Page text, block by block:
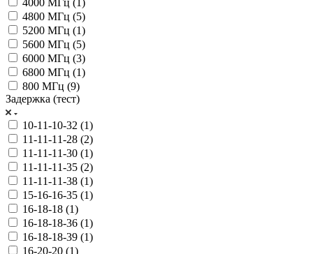
4800 МГц (5)
5200 МГц (1)
5600 МГц (5)
6000 МГц (3)
6800 МГц (1)
800 МГц (9)
Задержка (тест)
10-11-10-32 (1)
11-11-11-28 (2)
11-11-11-30 (1)
11-11-11-35 (2)
11-11-11-38 (1)
15-16-16-35 (1)
16-18-18 (1)
16-18-18-36 (1)
16-18-18-39 (1)
16-20-20 (1)